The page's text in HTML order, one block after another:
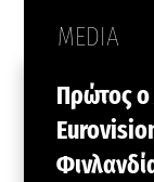
MEDIA
Πρώτος ο